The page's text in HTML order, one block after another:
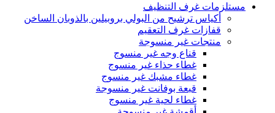
مستلزمات غرف التنظيف
أكياس ترشيح من البولي بروبيلين بالذوبان الساخن
قفازات غرف التعقيم
منتجات غير منسوجة
قناع وجه غير منسوج
غطاء حذاء غير منسوج
غطاء مشبك غير منسوج
قبعة بوفانت غير منسوجة
غطاء لحية غير منسوج